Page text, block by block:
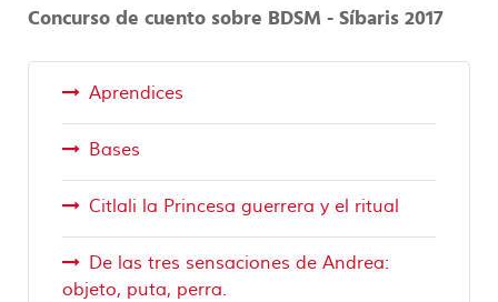
Concurso de cuento sobre BDSM - Síbaris 2017
Aprendices
Bases
Citlali la Princesa guerrera y el ritual
De las tres sensaciones de Andrea:
objeto, puta, perra.